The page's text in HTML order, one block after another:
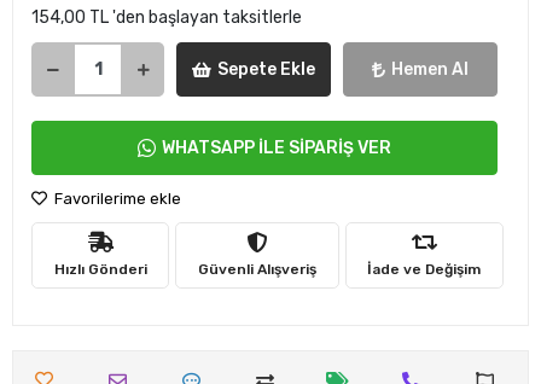
154,00 TL 'den başlayan taksitlerle
Sepete Ekle Hemen Al
WHATSAPP İLE SİPARİŞ VER
Favorilerime ekle
Hızlı Gönderi Güvenli Alışveriş İade ve Değişim